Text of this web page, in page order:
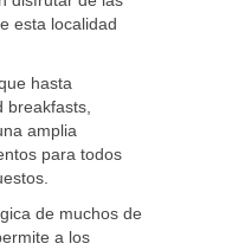
esta localidad
hasta
breakfasts,
amplia
para todos
de muchos de
a los